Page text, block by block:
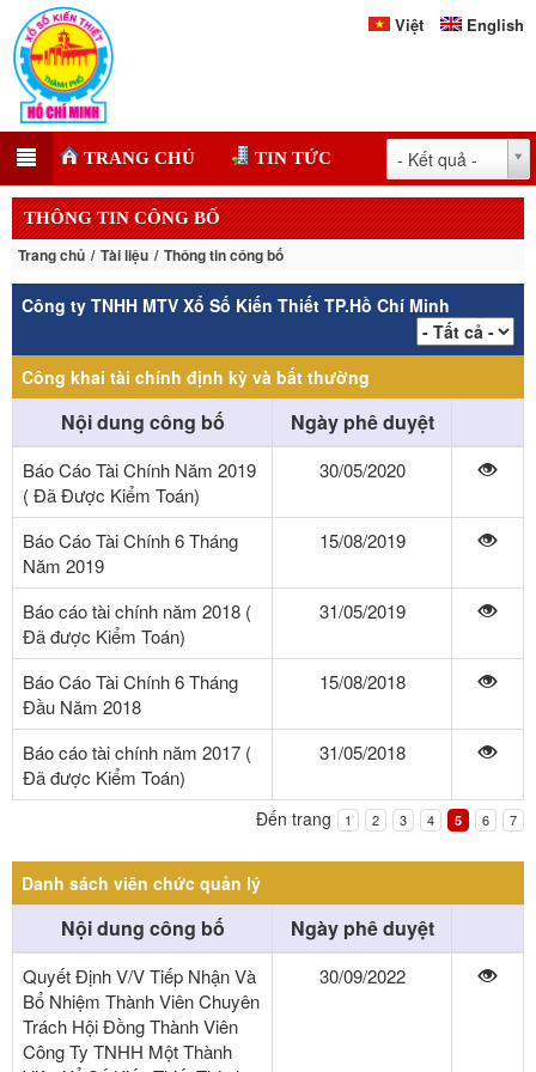
Việt English
TRANG CHỦ TIN TỨC - Kết quả -
THÔNG TIN CÔNG BỐ
Trang chủ Tài liệu Thông tin công bố
Công ty TNHH MTV Xổ Số Kiến Thiết TP.Hồ Chí Minh
Công khai tài chính định kỳ và bất thường
Nội dung công bố Ngày phê duyệt
Báo Cáo Tài Chính Năm 2019
( Đã Được Kiểm Toán)
30/05/2020
Báo Cáo Tài Chính 6 Tháng
Năm 2019
15/08/2019
Báo cáo tài chính năm 2018 (
Đã được Kiểm Toán)
31/05/2019
Báo Cáo Tài Chính 6 Tháng
Đầu Năm 2018
15/08/2018
Báo cáo tài chính năm 2017 (
Đã được Kiểm Toán)
31/05/2018
Đến trang 1 2 3 4 5 6 7
Danh sách viên chức quản lý
Nội dung công bố Ngày phê duyệt
Quyết Định V/V Tiếp Nhận Và
Bổ Nhiệm Thành Viên Chuyên
Trách Hội Đồng Thành Viên
Công Ty TNHH Một Thành
30/09/2022